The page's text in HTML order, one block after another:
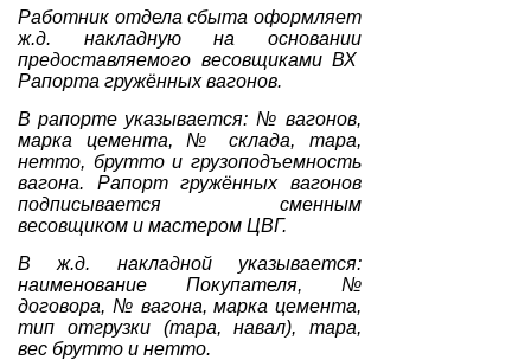
Работник отдела сбыта оформляет
ж.д. накладную на основании
предоставляемого весовщиками ВХ
Рапорта гружённых вагонов.
В рапорте указывается: № вагонов,
марка цемента, № склада, тара,
нетто, брутто и грузоподъемность
вагона. Рапорт гружённых вагонов
подписывается сменным
весовщиком и мастером ЦВГ.
В ж.д. накладной указывается:
наименование Покупателя, №
договора, № вагона, марка цемента,
тип отгрузки (тара, навал), тара,
вес брутто и нетто.